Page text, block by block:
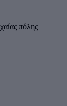
πόλης